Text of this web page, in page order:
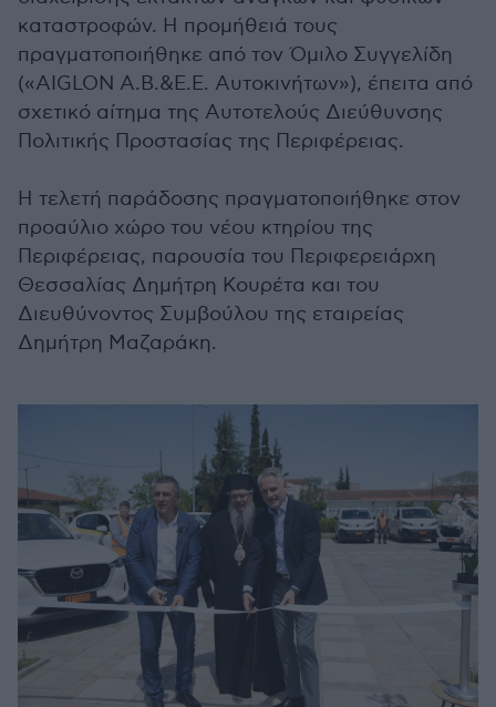
καταστροφών. Η προμήθειά τους
πραγματοποιήθηκε από τον Όμιλο Συγγελίδη
(«AIGLON Α.Β.&Ε.Ε. Αυτοκινήτων»), έπειτα από
σχετικό αίτημα της Αυτοτελούς Διεύθυνσης
Πολιτικής Προστασίας της Περιφέρειας.
Η τελετή παράδοσης πραγματοποιήθηκε στον
προαύλιο χώρο του νέου κτηρίου της
Περιφέρειας, παρουσία του Περιφερειάρχη
Θεσσαλίας Δημήτρη Κουρέτα και του
Διευθύνοντος Συμβούλου της εταιρείας
Δημήτρη Μαζαράκη.